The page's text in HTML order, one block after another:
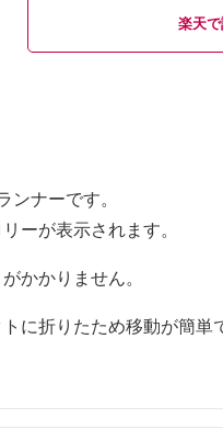
楽天
ンナーです。
ーが表示されます。
かかりません。
に折りたため移動が簡単